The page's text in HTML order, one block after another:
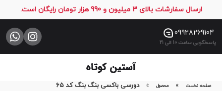
ارسال سفارشات بالای 3 میلیون و 990 هزار تومان رایگان است.
09928269104
پاسخگویی ساعت 10 الی 21
صفحه
نخست
فروشگاه
صفحه نخست » محصول » دورسی باکسی بنگ بنگ کد ۶۵